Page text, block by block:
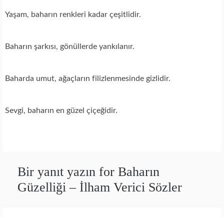
Yaşam, baharın renkleri kadar çeşitlidir.
Baharın şarkısı, gönüllerde yankılanır.
Baharda umut, ağaçların filizlenmesinde gizlidir.
Sevgi, baharın en güzel çiçeğidir.
Bir yanıt yazın for Baharın
Güzelliği – İlham Verici Sözler